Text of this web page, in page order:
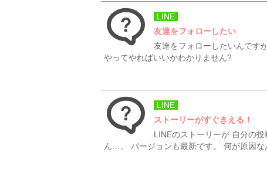
LINE
友達をフォローしたい
友達をフォローしたいんです
やってやればいいかわかりません?
LINE
ストーリーがすぐきえる！
LINEのストーリーが 自分の
ん…。 バージョンも最新です。 何が原因な